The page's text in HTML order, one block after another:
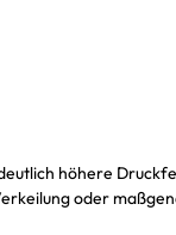
höhere
oder